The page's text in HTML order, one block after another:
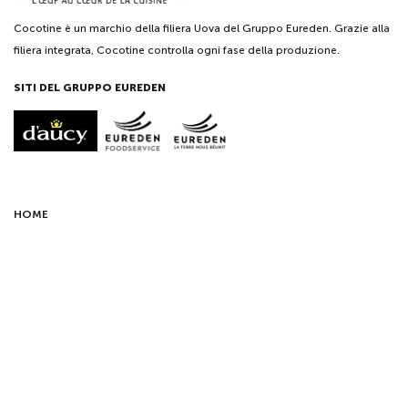
Cocotine è un marchio della filiera Uova del Gruppo Eureden. Grazie alla
filiera integrata, Cocotine controlla ogni fase della produzione.
SITI DEL GRUPPO EUREDEN
HOME